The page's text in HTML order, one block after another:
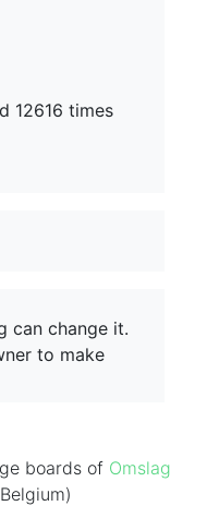
12616 times
can change it.
to make
boards of Omslag